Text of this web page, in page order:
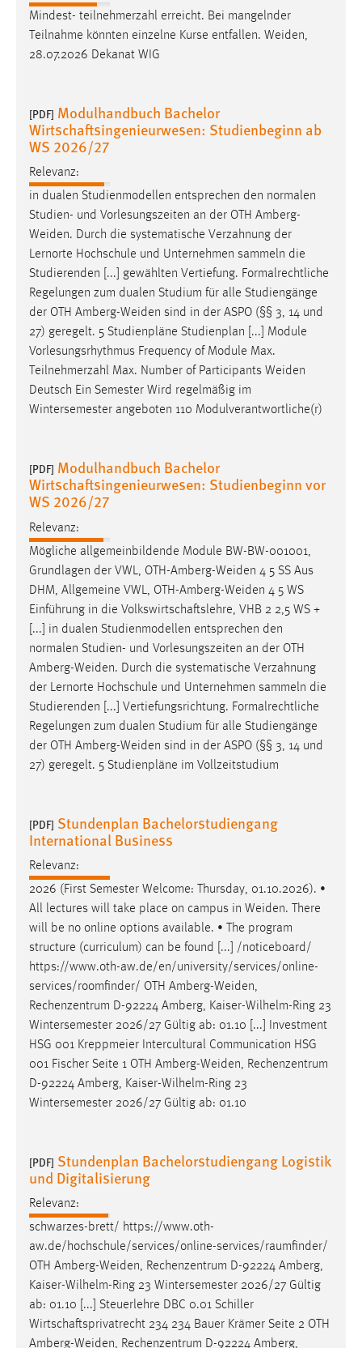
Mindest- teilnehmerzahl erreicht. Bei mangelnder
Teilnahme könnten einzelne Kurse entfallen. Weiden,
28.07.2026 Dekanat WIG
[PDF] Modulhandbuch Bachelor
Wirtschaftsingenieurwesen: Studienbeginn ab
WS 2026/27
Relevanz:
in dualen Studienmodellen entsprechen den normalen
Studien- und Vorlesungszeiten an der OTH Amberg-
Weiden. Durch die systematische Verzahnung der
Lernorte Hochschule und Unternehmen sammeln die
Studierenden [...] gewählten Vertiefung. Formalrechtliche
Regelungen zum dualen Studium für alle Studiengänge
der OTH Amberg-Weiden sind in der ASPO (§§ 3, 14 und
27) geregelt. 5 Studienpläne Studienplan [...] Module
Vorlesungsrhythmus Frequency of Module Max.
Teilnehmerzahl Max. Number of Participants Weiden
Deutsch Ein Semester Wird regelmäßig im
Wintersemester angeboten 110 Modulverantwortliche(r)
[PDF] Modulhandbuch Bachelor
Wirtschaftsingenieurwesen: Studienbeginn vor
WS 2026/27
Relevanz:
Mögliche allgemeinbildende Module BW-BW-001001,
Grundlagen der VWL, OTH-Amberg-Weiden 4 5 SS Aus
DHM, Allgemeine VWL, OTH-Amberg-Weiden 4 5 WS
Einführung in die Volkswirtschaftslehre, VHB 2 2,5 WS +
[...] in dualen Studienmodellen entsprechen den
normalen Studien- und Vorlesungszeiten an der OTH
Amberg-Weiden. Durch die systematische Verzahnung
der Lernorte Hochschule und Unternehmen sammeln die
Studierenden [...] Vertiefungsrichtung. Formalrechtliche
Regelungen zum dualen Studium für alle Studiengänge
der OTH Amberg-Weiden sind in der ASPO (§§ 3, 14 und
27) geregelt. 5 Studienpläne im Vollzeitstudium
[PDF] Stundenplan Bachelorstudiengang
International Business
Relevanz:
2026 (First Semester Welcome: Thursday, 01.10.2026). •
All lectures will take place on campus in Weiden. There
will be no online options available. • The program
structure (curriculum) can be found [...] /noticeboard/
https://www.oth-aw.de/en/university/services/online-
services/roomfinder/ OTH Amberg-Weiden,
Rechenzentrum D-92224 Amberg, Kaiser-Wilhelm-Ring 23
Wintersemester 2026/27 Gültig ab: 01.10 [...] Investment
HSG 001 Kreppmeier Intercultural Communication HSG
001 Fischer Seite 1 OTH Amberg-Weiden, Rechenzentrum
D-92224 Amberg, Kaiser-Wilhelm-Ring 23
Wintersemester 2026/27 Gültig ab: 01.10
[PDF] Stundenplan Bachelorstudiengang Logistik
und Digitalisierung
Relevanz:
schwarzes-brett/ https://www.oth-
aw.de/hochschule/services/online-services/raumfinder/
OTH Amberg-Weiden, Rechenzentrum D-92224 Amberg,
Kaiser-Wilhelm-Ring 23 Wintersemester 2026/27 Gültig
ab: 01.10 [...] Steuerlehre DBC 0.01 Schiller
Wirtschaftsprivatrecht 234 234 Bauer Krämer Seite 2 OTH
Amberg-Weiden, Rechenzentrum D-92224 Amberg,
staticfilecache
Zweck:
Für performante Seitenauslieferung wird in diesem Cookie
Sprachpräferenz
Name:
site-language-preference
Zweck:
Das Cookie speichert die gewählte Sprache der Website.
Cookie Laufzeit:
Chat
Name:
Zweck:
MibewSessionID, mibew-chat-frame-style-
5e9dbeb1811c0446 = Sitzungslaufzeit, mibew_locale = 3
Jahre, MIBEW_UserID = 1 Jahr
Login
Name:
fe_user, be_user, be_lastLoginProvider
Zweck:
Dieser Cookie ist notwendig um sich an der Website
einloggen zu können.
Cookie Laufzeit:
Diese Informationen helfen uns zu verstehen, wie
unsere Besucher unsere Website nutzen.
Matomo
_pk_ref, _pk_cvar, _pk_id, _pk_ses
Zweck:
Zugriffsstatistik
Cookie Laufzeit:
Max. 13 Monate
MARKETING
Sie tun dies, indem sie Besucher über Websites
hinweg verfolgen.
Google Ads
Name:
_gcl_au
Anbieter:
Google Ireland Limited